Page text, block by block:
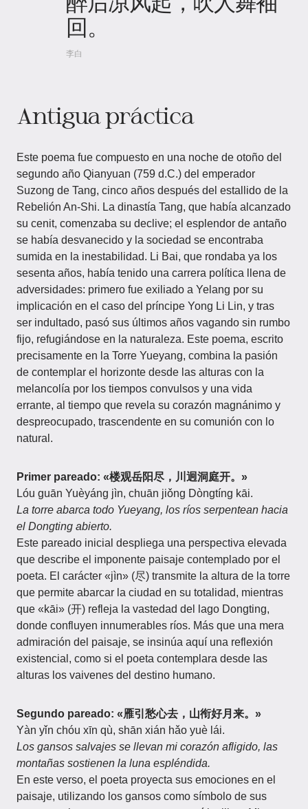
回。
李白
Antigua práctica
Este poema fue compuesto en una noche de otoño del
segundo año Qianyuan (759 d.C.) del emperador
Suzong de Tang, cinco años después del estallido de la
Rebelión An-Shi. La dinastía Tang, que había alcanzado
su cenit, comenzaba su declive; el esplendor de antaño
se había desvanecido y la sociedad se encontraba
sumida en la inestabilidad. Li Bai, que rondaba ya los
sesenta años, había tenido una carrera política llena de
adversidades: primero fue exiliado a Yelang por su
implicación en el caso del príncipe Yong Li Lin, y tras
ser indultado, pasó sus últimos años vagando sin rumbo
fijo, refugiándose en la naturaleza. Este poema, escrito
precisamente en la Torre Yueyang, combina la pasión
de contemplar el horizonte desde las alturas con la
melancolía por los tiempos convulsos y una vida
errante, al tiempo que revela su corazón magnánimo y
despreocupado, trascendente en su comunión con lo
natural.
Primer pareado: «楼观岳阳尽，川迥洞庭开。»
Lóu guān Yuèyáng jìn, chuān jiǒng Dòngtíng kāi.
La torre abarca todo Yueyang, los ríos serpentean hacia
el Dongting abierto.
Este pareado inicial despliega una perspectiva elevada
que describe el imponente paisaje contemplado por el
poeta. El carácter «jìn» (尽) transmite la altura de la torre
que permite abarcar la ciudad en su totalidad, mientras
que «kāi» (开) refleja la vastedad del lago Dongting,
donde confluyen innumerables ríos. Más que una mera
admiración del paisaje, se insinúa aquí una reflexión
existencial, como si el poeta contemplara desde las
alturas los vaivenes del destino humano.
Segundo pareado: «雁引愁心去，山衔好月来。»
Yàn yǐn chóu xīn qù, shān xián hǎo yuè lái.
Los gansos salvajes se llevan mi corazón afligido, las
montañas sostienen la luna espléndida.
En este verso, el poeta proyecta sus emociones en el
paisaje, utilizando los gansos como símbolo de sus